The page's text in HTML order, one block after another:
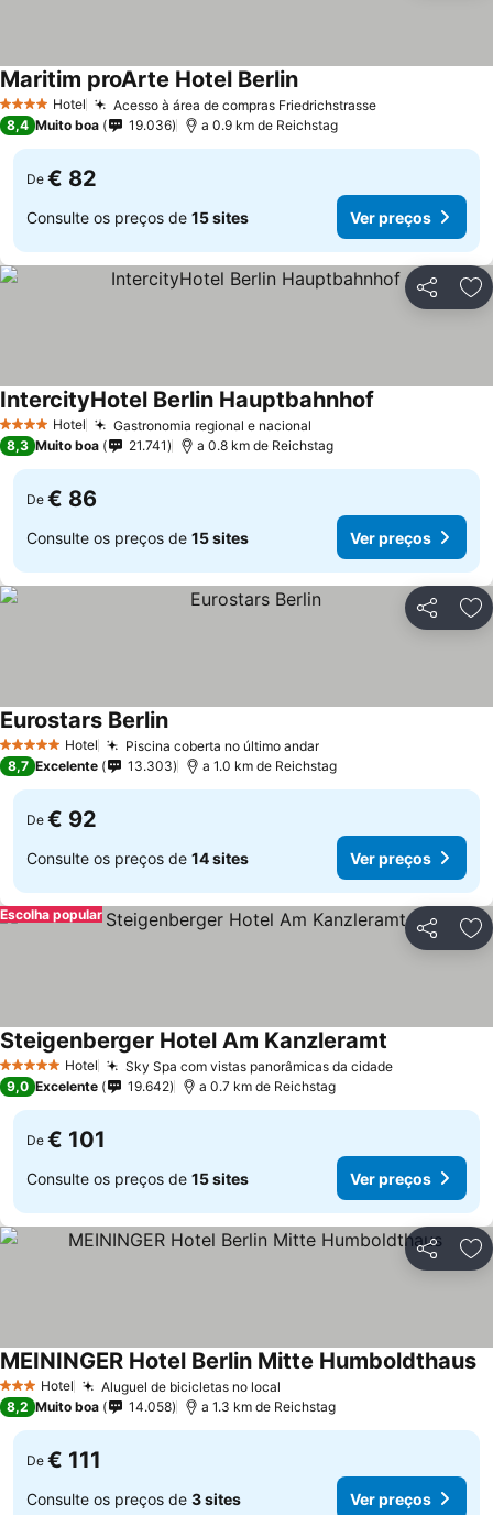
4 EstrelasHotel Acesso à área de compras Friedrichstrasse
Maritim proArte Hotel Berlin
8,4 Muito boa 19.036 a 0.9 km de Reichstag
De € 82
Consulte os preços de 15 sites Ver preços
Partilhar
4 EstrelasHotel Gastronomia regional e nacional
IntercityHotel Berlin Hauptbahnhof
8,3 Muito boa 21.741 a 0.8 km de Reichstag
De € 86
Consulte os preços de 15 sites Ver preços
Partilhar
5 Estrelas Hotel Piscina coberta no último andar
Eurostars Berlin
8,7 Excelente 13.303 a 1.0 km de Reichstag
De € 92
Consulte os preços de 14 sites Ver preços
Partilhar
Escolha popular
5 Estrelas Hotel Sky Spa com vistas panorâmicas da cidade
Steigenberger Hotel Am Kanzleramt
9,0 Excelente 19.642 a 0.7 km de Reichstag
De € 101
Consulte os preços de 15 sites Ver preços
Partilhar
3 EstrelasHotel Aluguel de bicicletas no local
MEININGER Hotel Berlin Mitte Humboldthaus
8,2 Muito boa 14.058 a 1.3 km de Reichstag
De € 111
Consulte os preços de 3 sites Ver preços